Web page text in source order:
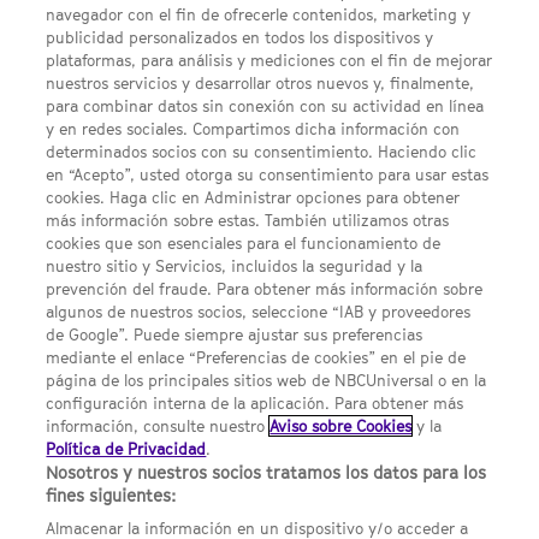
Síguenos
FACEBOOK
TWITTER
YOUTUBEINSTAGRAM
ENLACES DE INTERÉS
Acerca de SYFY
Condiciones Generales de Uso
Opciones de Anuncios
Política de privacidad
Preferencias de cookies
UNA DIVISIÓN DE NBCUNIVERSAL
NBCUNIVERSAL
Contáctanos por email: contact.SYFYSpain@nbcuni.com
NBC Universal Global Networks España S.L.U. Edificio Torre
Europa. Paseo de la Castellana, 95. Planta 10 28046 Madrid B-
navegador con el fin de ofrecerle contenidos, marketing y
publicidad personalizados en todos los dispositivos y
plataformas, para análisis y mediciones con el fin de mejorar
nuestros servicios y desarrollar otros nuevos y, finalmente,
para combinar datos sin conexión con su actividad en línea
y en redes sociales. Compartimos dicha información con
determinados socios con su consentimiento. Haciendo clic
en “Acepto”, usted otorga su consentimiento para usar estas
cookies. Haga clic en Administrar opciones para obtener
más información sobre estas. También utilizamos otras
cookies que son esenciales para el funcionamiento de
nuestro sitio y Servicios, incluidos la seguridad y la
prevención del fraude. Para obtener más información sobre
algunos de nuestros socios, seleccione “IAB y proveedores
de Google”. Puede siempre ajustar sus preferencias
mediante el enlace “Preferencias de cookies” en el pie de
página de los principales sitios web de NBCUniversal o en la
configuración interna de la aplicación. Para obtener más
información, consulte nuestroAviso sobre Cookies y la
Política de Privacidad.
Nosotros y nuestros socios tratamos los datos para los
fines siguientes:
Almacenar la información en un dispositivo y/o acceder a